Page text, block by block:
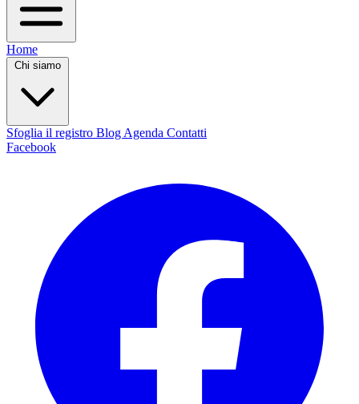
Home
Chi siamo
Sfoglia il registro Blog Agenda Contatti
Facebook